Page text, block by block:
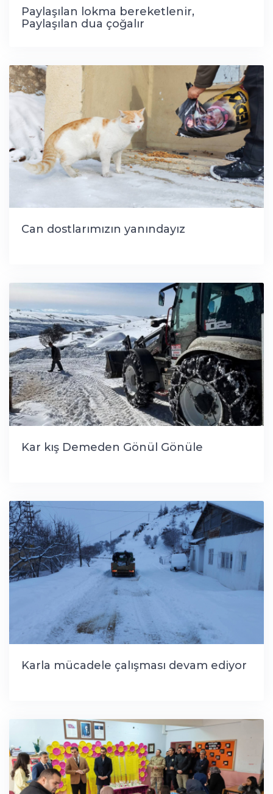
Paylaşılan lokma bereketlenir,
Paylaşılan dua çoğalır
Can dostlarımızın yanındayız
Kar kış Demeden Gönül Gönüle
Karla mücadele çalışması devam ediyor